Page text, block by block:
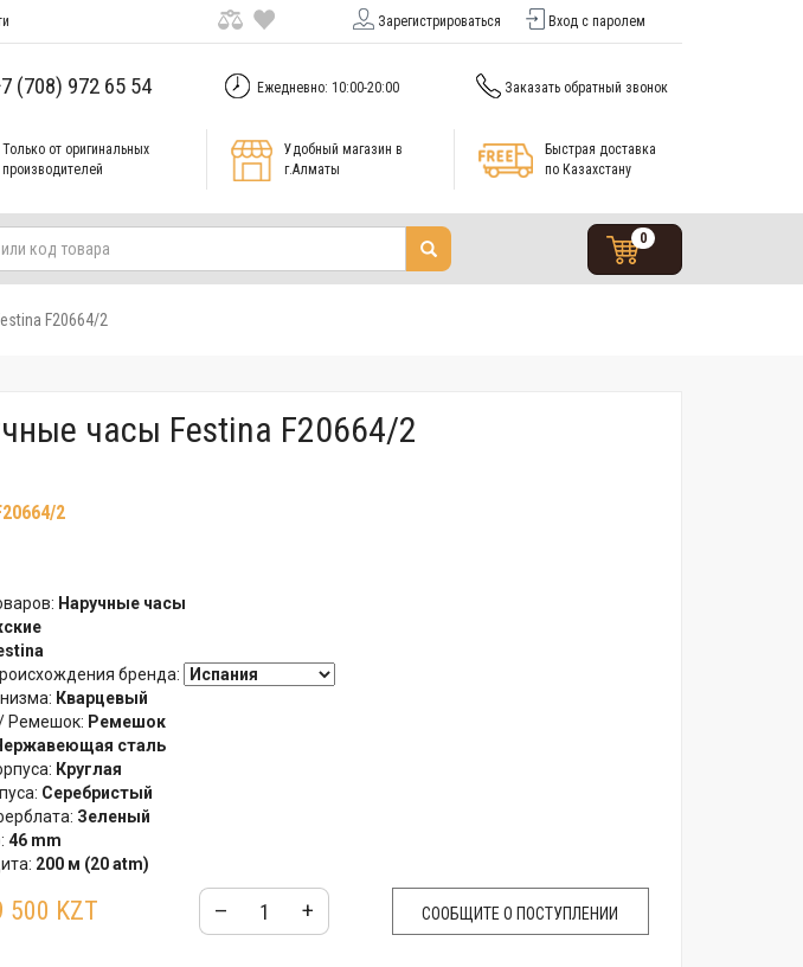
Зарегистрироваться Вход с паролем
(708) 972 65 54 Ежедневно: 10:00-20:00 Заказать обратный звонок
Только от оригинальных
производителей
Удобный магазин в
г.Алматы
Быстрая доставка
по Казахстану
0
F20664/2
часы Festina F20664/2
2
Наручные часы
бренда:
Кварцевый
Ремешок: Ремешок
сталь
Круглая
Серебристый
Зеленый
46 mm
200 м (20 atm)
24 месяца
500 KZT – + СООБЩИТЕ О ПОСТУПЛЕНИИ